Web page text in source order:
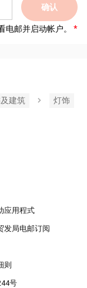
确认
邮并启动帐户。
建筑 灯饰
应用程式
发局电邮订阅
则
号